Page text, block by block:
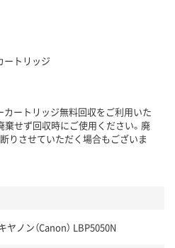
ートリッジ
ートリッジ無料回収をご利用いた
棄せず回収時にご使用ください。廃
りさせていただく場合もございま
ヤノン（Canon） LBP5050N